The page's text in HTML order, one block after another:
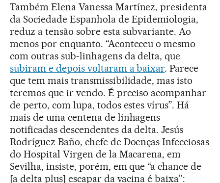
Também Elena Vanessa Martínez, presidenta
da Sociedade Espanhola de Epidemiologia,
reduz a tensão sobre esta subvariante. Ao
menos por enquanto. “Aconteceu o mesmo
com outras sub-linhagens da delta, que
subiram e depois voltaram a baixar. Parece
que tem mais transmissibilidade, mas isto
teremos que ir vendo. É preciso acompanhar
de perto, com lupa, todos estes vírus”. Há
mais de uma centena de linhagens
notificadas descendentes da delta. Jesús
Rodríguez Baño, chefe de Doenças Infecciosas
do Hospital Virgen de la Macarena, em
Sevilha, insiste, porém, em que “a chance de
[a delta plus] escapar da vacina é baixa”: